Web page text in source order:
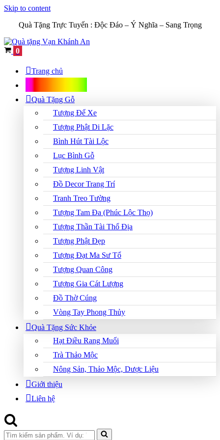
Skip to content
Quà Tặng Trực Tuyến : Độc Đáo – Ý Nghĩa – Sang Trọng
Cart
0
Trang chủ
Quà Tặng Gỗ
Tượng Để Xe
Tượng Phật Di Lặc
Bình Hút Tài Lộc
Lục Bình Gỗ
Tượng Linh Vật
Đồ Decor Trang Trí
Tranh Treo Tường
Tượng Tam Đa (Phúc Lộc Thọ)
Tượng Thần Tài Thổ Địa
Tượng Phật Đẹp
Tượng Đạt Ma Sư Tổ
Tượng Quan Công
Tượng Gia Cát Lượng
Đồ Thờ Cúng
Vòng Tay Phong Thủy
Quà Tặng Sức Khỏe
Hạt Điều Rang Muối
Trà Thảo Mộc
Nông Sản, Thảo Mộc, Dược Liệu
Giới thiệu
Liên hệ
Search